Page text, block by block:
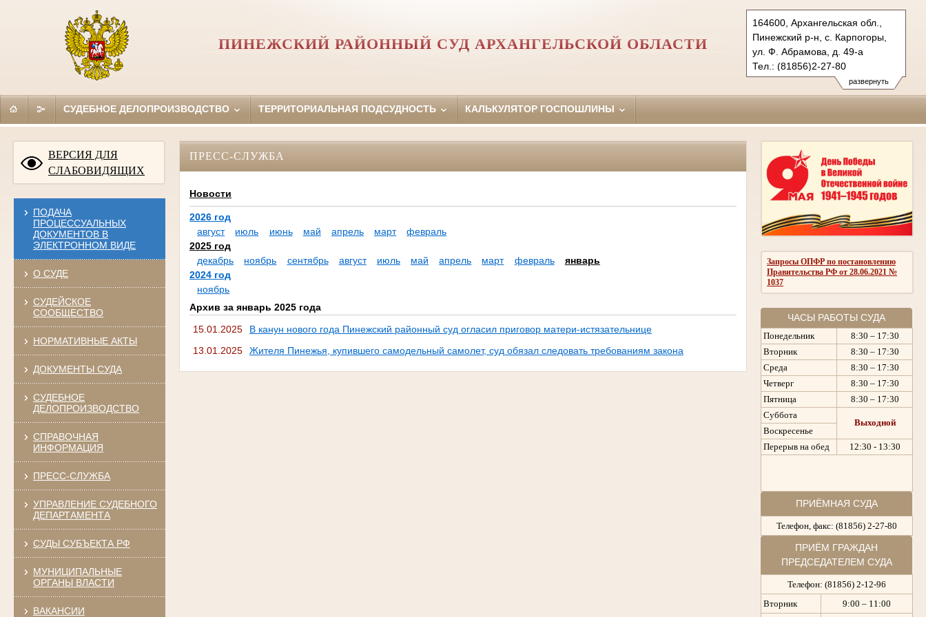
развернуть
164600, Архангельская обл.,
Пинежский р-н, с. Карпогоры,
ул. Ф. Абрамова, д. 49-а
Тел.: (81856)2-27-80
pinegasud.arh@sudrf.ru
ПИНЕЖСКИЙ РАЙОННЫЙ СУД АРХАНГЕЛЬСКОЙ ОБЛАСТИ
СУДЕБНОЕ ДЕЛОПРОИЗВОДСТВО ТЕРРИТОРИАЛЬНАЯ ПОДСУДНОСТЬ КАЛЬКУЛЯТОР ГОСПОШЛИНЫ
ВЕРСИЯ ДЛЯ
СЛАБОВИДЯЩИХ
ПОДАЧА
ПРОЦЕССУАЛЬНЫХ
ДОКУМЕНТОВ В
ЭЛЕКТРОННОМ ВИДЕ
О СУДЕ
СУДЕЙСКОЕ
СООБЩЕСТВО
НОРМАТИВНЫЕ АКТЫ
ДОКУМЕНТЫ СУДА
СУДЕБНОЕ
ДЕЛОПРОИЗВОДСТВО
СПРАВОЧНАЯ
ИНФОРМАЦИЯ
ПРЕСС-СЛУЖБА
УПРАВЛЕНИЕ СУДЕБНОГО
ДЕПАРТАМЕНТА
СУДЫ СУБЪЕКТА РФ
МУНИЦИПАЛЬНЫЕ
ОРГАНЫ ВЛАСТИ
ВАКАНСИИ
Запросы ОПФР по постановлению
Правительства РФ от 28.06.2021 №
1037
ЧАСЫ РАБОТЫ СУДА
Понедельник
8:30 – 17:30
Вторник
8:30 – 17:30
Среда
8:30 – 17:30
Четверг
8:30 – 17:30
Пятница
8:30 – 17:30
Суббота
Выходной
Воскресенье
Перерыв на обед
12:30 - 13:30
ПРИЁМНАЯ СУДА
Телефон, факс: (81856) 2-27-80
ПРИЁМ ГРАЖДАН
ПРЕДСЕДАТЕЛЕМ СУДА
Телефон: (81856) 2-12-96
Вторник
9:00 – 11:00
ПРЕСС-СЛУЖБА
Новости
2026 год
август
июль июнь май апрель март
февраль
2025 год
декабрь
ноябрь сентябрь август июль май апрель март февраль
январь
2024 год
ноябрь
Архив за январь 2025 года
15.01.2025
В канун нового года Пинежский районный суд огласил приговор матери-истязательнице
13.01.2025
Жителя Пинежья, купившего самодельный самолет, суд обязал следовать требованиям закона